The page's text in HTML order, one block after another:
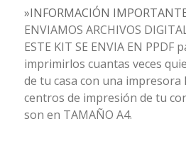
»INFORMACIÓN
ENVIAMOS ARCHIVOS
ESTE KIT SE ENVIA EN PPDF
imprimirlos cuantas veces
de tu casa con una impresora
centros de impresión de tu
son en TAMAÑO A4.